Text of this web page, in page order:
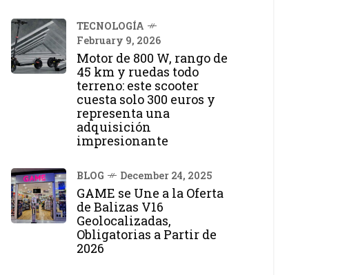
TECNOLOGÍA
February 9, 2026
Motor de 800 W, rango de
45 km y ruedas todo
terreno: este scooter
cuesta solo 300 euros y
representa una
adquisición
impresionante
BLOG December 24, 2025
GAME se Une a la Oferta
de Balizas V16
Geolocalizadas,
Obligatorias a Partir de
2026